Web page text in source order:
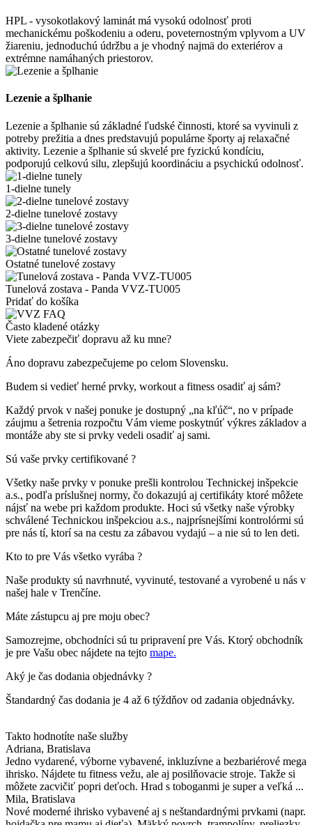
HPL - vysokotlakový laminát má vysokú odolnosť proti
mechanickému poškodeniu a oderu, poveternostným vplyvom a UV
žiareniu, jednoduchú údržbu a je vhodný najmä do exteriérov a
extrémne namáhaných priestorov.
Lezenie a šplhanie
Lezenie a šplhanie sú základné ľudské činnosti, ktoré sa vyvinuli z
potreby prežitia a dnes predstavujú populárne športy aj relaxačné
aktivity. Lezenie a šplhanie sú skvelé pre fyzickú kondíciu,
podporujú celkovú silu, zlepšujú koordináciu a psychickú odolnosť.
1-dielne tunely
2-dielne tunelové zostavy
3-dielne tunelové zostavy
Ostatné tunelové zostavy
Tunelová zostava - Panda VVZ-TU005
Pridať do košíka
Často kladené otázky
Viete zabezpečiť dopravu až ku mne?
Áno dopravu zabezpečujeme po celom Slovensku.
Budem si vedieť herné prvky, workout a fitness osadiť aj sám?
Každý prvok v našej ponuke je dostupný „na kľúč“, no v prípade
záujmu a šetrenia rozpočtu Vám vieme poskytnúť výkres základov a
montáže aby ste si prvky vedeli osadiť aj sami.
Sú vaše prvky certifikované ?
Všetky naše prvky v ponuke prešli kontrolou Technickej inšpekcie
a.s., podľa príslušnej normy, čo dokazujú aj certifikáty ktoré môžete
nájsť na webe pri každom produkte. Hoci sú všetky naše výrobky
schválené Technickou inšpekciou a.s., najprísnejšími kontrolórmi sú
pre nás tí, ktorí sa na cestu za zábavou vydajú – a nie sú to len deti.
Kto to pre Vás všetko vyrába ?
Naše produkty sú navrhnuté, vyvinuté, testované a vyrobené u nás v
našej hale v Trenčíne.
Máte zástupcu aj pre moju obec?
Samozrejme, obchodníci sú tu pripravení pre Vás. Ktorý obchodník
je pre Vašu obec nájdete na tejto mape.
Aký je čas dodania objednávky ?
Štandardný čas dodania je 4 až 6 týždňov od zadania objednávky.
Takto hodnotíte naše služby
Adriana, Bratislava
Jedno vydarené, výborne vybavené, inkluzívne a bezbariérové mega
ihrisko. Nájdete tu fitness vežu, ale aj posilňovacie stroje. Takže si
môžete zacvičiť popri deťoch. Hrad s toboganmi je super a veľká ...
Mila, Bratislava
Nové moderné ihrisko vybavené aj s neštandardnými prvkami (napr.